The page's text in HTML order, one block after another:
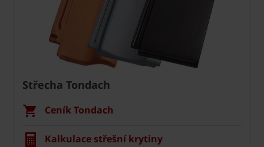
Střecha Tondach
Ceník Tondach
Kalkulace střešní krytiny